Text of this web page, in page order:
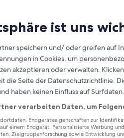
ist uns
speichern und/ oder greifen auf
in Cookies, um
akzeptieren oder verwalten.
die Seite der Datenschutzrichtlinie.
haben keinen Einfluss auf Surfdaten.
verarbeiten Daten, um
Endgeräteeigenschaften zur
einem Endgerät. Personalisierte Werbung
Zielgruppenforschung sowie Entwicklung